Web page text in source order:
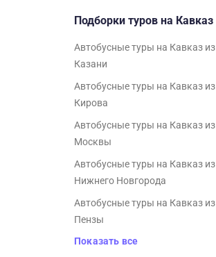
Подборки туров на Кавказ
Автобусные туры на Кавказ из
Казани
Автобусные туры на Кавказ из
Кирова
Автобусные туры на Кавказ из
Москвы
Автобусные туры на Кавказ из
Нижнего Новгорода
Автобусные туры на Кавказ из
Пензы
Показать все